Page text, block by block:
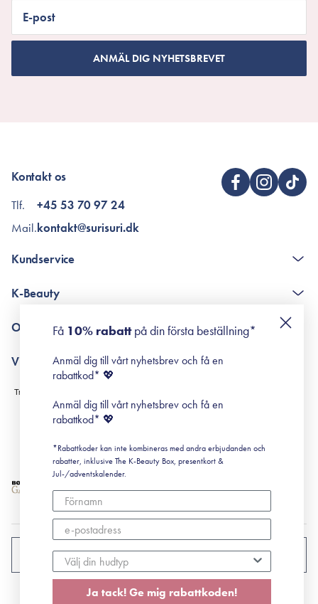
E-post
ANMÄL DIG NYHETSBREVET
Kontakt os
Tlf.
Mail.
+45 53 70 97 24
kontakt@surisuri.dk
Kundservice
Poängshop - frågor och svar
K-Beauty
Retinol för nybörjare
Om Surisuri
Black Friday
Villkor
Leverans & Retur
Köpvillkor
Prenumerationsvillkor
Cookiepolicy
SVERIGE
Få 10% rabattpå din första beställning*
Anmäl dig till vårt nyhetsbrev och få en
rabattkod* 💖
Anmäl dig till vårt nyhetsbrev och få en
rabattkod* 💖
*Rabattkoder kan inte kombineras med andra erbjudanden och
rabatter, inklusive The K-Beauty Box, presentkort &
Jul-/adventskalender.
Ja tack! Ge mig rabattkoden!